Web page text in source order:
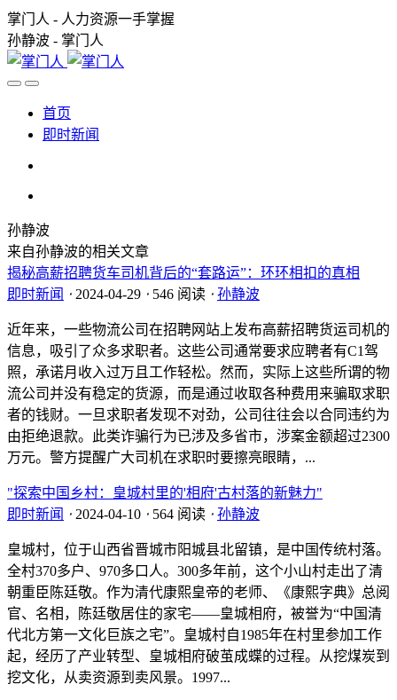
掌门人 - 人力资源一手掌握
孙静波 - 掌门人
首页
即时新闻
孙静波
来自孙静波的相关文章
揭秘高薪招聘货车司机背后的“套路运”：环环相扣的真相
即时新闻 ⋅ 2024-04-29 ⋅ 546 阅读 ⋅ 孙静波
近年来，一些物流公司在招聘网站上发布高薪招聘货运司机的
信息，吸引了众多求职者。这些公司通常要求应聘者有C1驾
照，承诺月收入过万且工作轻松。然而，实际上这些所谓的物
流公司并没有稳定的货源，而是通过收取各种费用来骗取求职
者的钱财。一旦求职者发现不对劲，公司往往会以合同违约为
由拒绝退款。此类诈骗行为已涉及多省市，涉案金额超过2300
万元。警方提醒广大司机在求职时要擦亮眼睛，...
"探索中国乡村：皇城村里的'相府'古村落的新魅力"
即时新闻 ⋅ 2024-04-10 ⋅ 564 阅读 ⋅ 孙静波
皇城村，位于山西省晋城市阳城县北留镇，是中国传统村落。
全村370多户、970多口人。300多年前，这个小山村走出了清
朝重臣陈廷敬。作为清代康熙皇帝的老师、《康熙字典》总阅
官、名相，陈廷敬居住的家宅——皇城相府，被誉为“中国清
代北方第一文化巨族之宅”。皇城村自1985年在村里参加工作
起，经历了产业转型、皇城相府破茧成蝶的过程。从挖煤炭到
挖文化，从卖资源到卖风景。1997...